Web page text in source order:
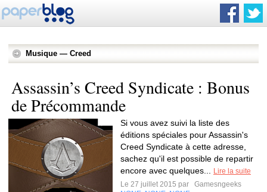
Musique — Creed
Assassin’s Creed Syndicate : Bonus
de Précommande
Si vous avez suivi la liste des
éditions spéciales pour Assassin's
Creed Syndicate à cette adresse,
sachez qu'il est possible de repartir
encore avec quelques...
Lire la suite
Le 27 juillet 2015 par
Gamesngeeks